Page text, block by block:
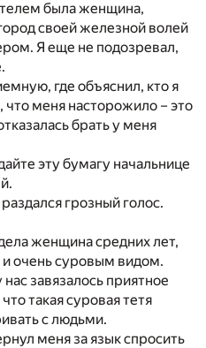
была женщина,
своей железной волей
Я еще не подозревал,
где объяснил, кто я
что меня насторожило – это
брать у меня
эту бумагу начальнице
грозный голос.
женщина средних лет,
и очень суровым видом.
завязалось приятное
такая суровая тетя
с людьми.
меня за язык спросить